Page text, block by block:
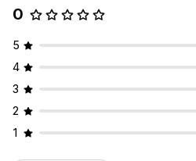
0
5
4
3
2
1